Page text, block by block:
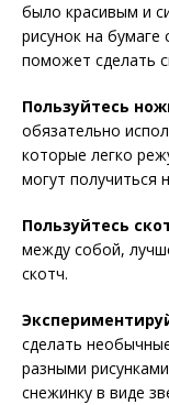
было красивым и
рисунок на
поможет сделать
Пользуйтесь
обязательно
которые легко
могут получиться
Пользуйтесь
между собой,
скотч.
сделать
разными
снежинку в виде